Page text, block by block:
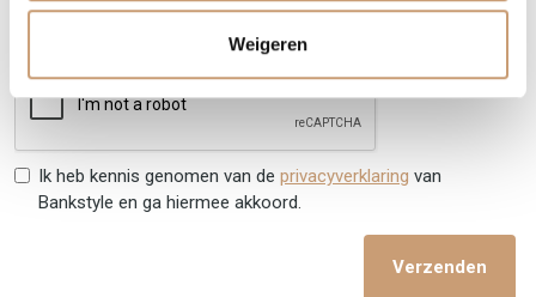
Weigeren
Ik heb kennis genomen van de privacyverklaring van
Bankstyle en ga hiermee akkoord.
Verzenden